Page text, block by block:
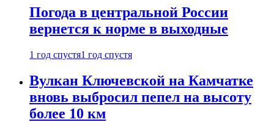
Погода в центральной России
вернется к норме в выходные
1 год спустя1 год спустя
Вулкан Ключевской на Камчатке
вновь выбросил пепел на высоту
более 10 км